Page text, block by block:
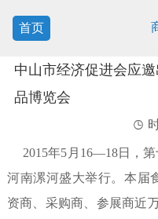
首页
中山市经济促进会应
品博览会

2015年5月16—18日，第
河南漯河盛大举行。本届
资商、采购商、参展商近